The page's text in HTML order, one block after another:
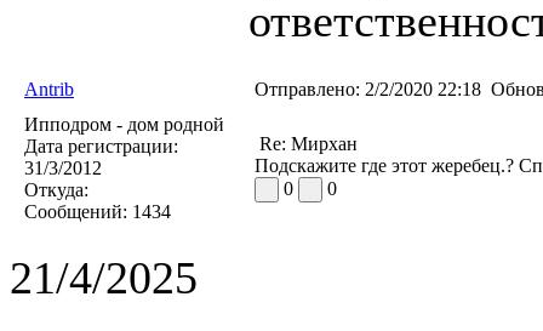
Antrib Отправлено: 2/2/2020 22:18
Ипподром - дом родной
Дата регистрации:
31/3/2012
Откуда:
Сообщений: 1434
Re: Мирхан
Подскажите где этот жеребец.?
0
0
21/4/2025